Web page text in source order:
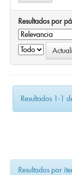
Resultados por
Resultados 1-1
Resultados por